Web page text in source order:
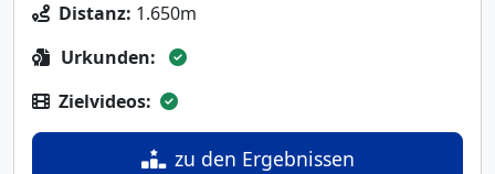
Distanz: 1.650m
Urkunden:
Zielvideos:
zu den Ergebnissen